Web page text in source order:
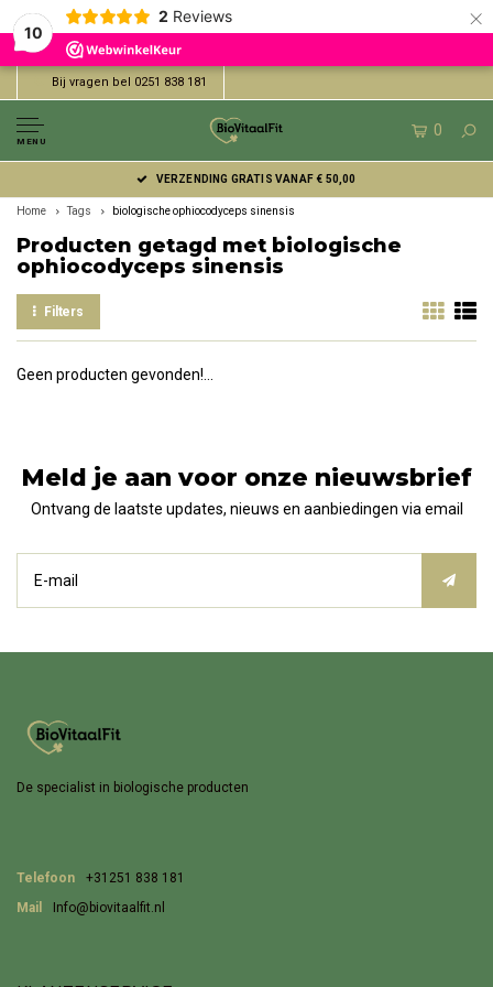
10
2 Reviews ×
Bij vragen bel 0251 838 181
MENU
0
VERZENDING GRATIS VANAF € 50,00
Home Tags biologische ophiocodyceps sinensis
Producten getagd met biologische
ophiocodyceps sinensis
Filters
Geen producten gevonden!...
Meld je aan voor onze nieuwsbrief
Ontvang de laatste updates, nieuws en aanbiedingen via email
De specialist in biologische producten
Telefoon
+31251 838 181
Mail
Info@biovitaalfit.nl